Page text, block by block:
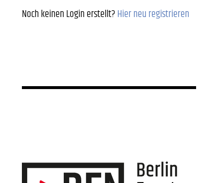
Noch keinen Login erstellt?Hier neu registrieren